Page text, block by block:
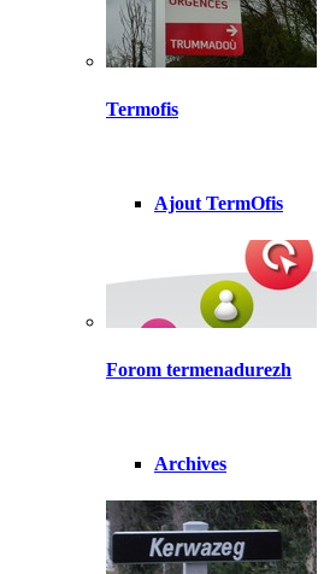
Termofis
Ajout TermOfis
Forom termenadurezh
Archives